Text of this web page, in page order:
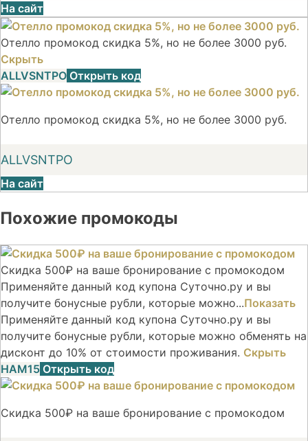
На сайт
Отелло промокод скидка 5%, но не более 3000 руб.
Скрыть
ALLVSNTPO Открыть код
Отелло промокод скидка 5%, но не более 3000 руб.
ALLVSNTPO
На сайт
Похожие промокоды
Скидка 500₽ на ваше бронирование с промокодом
Применяйте данный код купона Суточно.ру и вы
получите бонусные рубли, которые можно...Показать
Применяйте данный код купона Суточно.ру и вы
получите бонусные рубли, которые можно обменять на
дисконт до 10% от стоимости проживания. Скрыть
НАМ15 Открыть код
Скидка 500₽ на ваше бронирование с промокодом